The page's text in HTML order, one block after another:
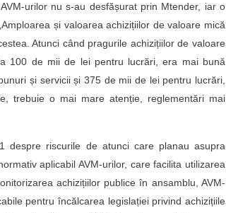
urilor nu s-au desfășurat prin Mtender, iar o
și valoarea achizițiilor de valoare mică
Atunci când pragurile achizițiilor de valoare
100 de mii de lei pentru lucrări, era mai bună
și servicii și 375 de mii de lei pentru lucrări,
trebuie o mai mare atenție, reglementări mai
despre riscurile de atunci care planau asupra
aplicabil AVM-urilor, care facilita utilizarea
achizițiilor publice în ansamblu, AVM-
pentru încălcarea legislației privind achizițiile